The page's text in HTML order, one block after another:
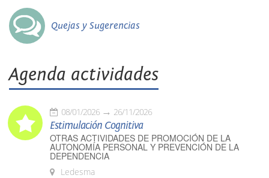
Quejas y Sugerencias
Agenda actividades
08/01/2026 26/11/2026
Estimulación Cognitiva
OTRAS ACTIVIDADES DE PROMOCIÓN DE LA
AUTONOMÍA PERSONAL Y PREVENCIÓN DE LA
DEPENDENCIA
Ledesma